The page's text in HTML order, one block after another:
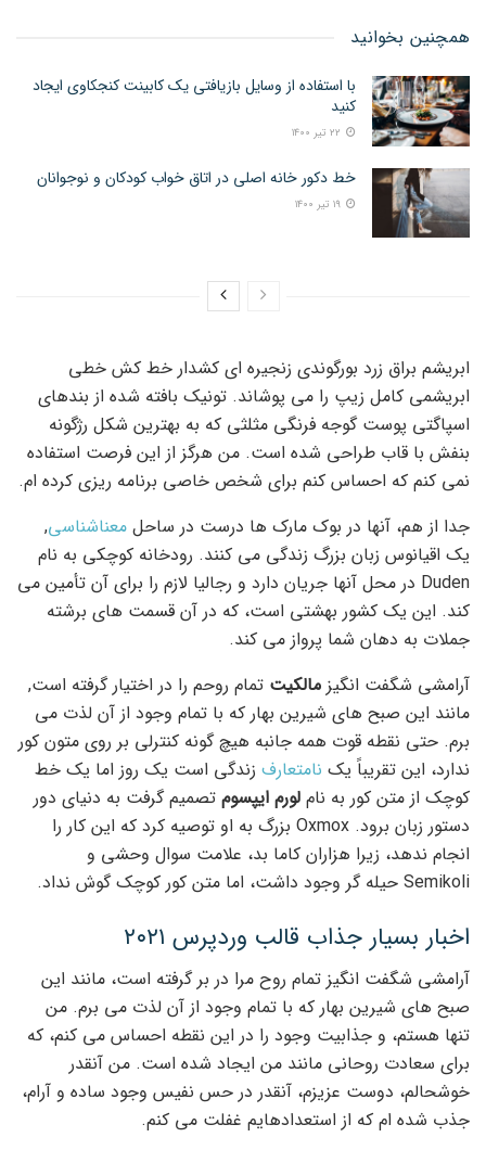
همچنین بخوانید
با استفاده از وسایل بازیافتی یک کابینت کنجکاوی ایجاد
کنید
خط دکور خانه اصلی در اتاق خواب کودکان و نوجوانان
ابریشم براق زرد بورگوندی زنجیره ای کشدار خط کش خطی
ابریشمی کامل زیپ را می پوشاند. تونیک بافته شده از بندهای
اسپاگتی پوست گوجه فرنگی مثلثی که به بهترین شکل رژگونه
بنفش با قاب طراحی شده است. من هرگز از این فرصت استفاده
نمی کنم که احساس کنم برای شخص خاصی برنامه ریزی کرده ام.
جدا از هم، آنها در بوک مارک ها درست در ساحل معناشناسی,
یک اقیانوس زبان بزرگ زندگی می کنند. رودخانه کوچکی به نام
Duden در محل آنها جریان دارد و رجالیا لازم را برای آن تأمین می
کند. این یک کشور بهشتی است، که در آن قسمت های برشته
جملات به دهان شما پرواز می کند.
آرامشی شگفت انگیز مالکیت تمام روحم را در اختیار گرفته است,
مانند این صبح های شیرین بهار که با تمام وجود از آن لذت می
برم. حتی نقطه قوت همه جانبه هیچ گونه کنترلی بر روی متون کور
ندارد، این تقریباً یک نامتعارف زندگی است یک روز اما یک خط
کوچک از متن کور به نام لورم ایپسوم تصمیم گرفت به دنیای دور
دستور زبان برود. Oxmox بزرگ به او توصیه کرد که این کار را
انجام ندهد، زیرا هزاران کاما بد، علامت سوال وحشی و
Semikoli حیله گر وجود داشت، اما متن کور کوچک گوش نداد.
اخبار بسیار جذاب قالب وردپرس ۲۰۲۱
آرامشی شگفت انگیز تمام روح مرا در بر گرفته است، مانند این
صبح های شیرین بهار که با تمام وجود از آن لذت می برم. من
تنها هستم، و جذابیت وجود را در این نقطه احساس می کنم، که
برای سعادت روحانی مانند من ایجاد شده است. من آنقدر
خوشحالم، دوست عزیزم، آنقدر در حس نفیس وجود ساده و آرام،
جذب شده ام که از استعدادهایم غفلت می کنم.